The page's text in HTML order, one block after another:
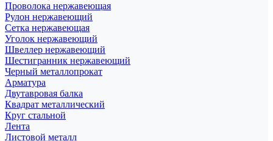
Проволока нержавеющая
Рулон нержавеющий
Сетка нержавеющая
Уголок нержавеющий
Швеллер нержавеющий
Шестигранник нержавеющий
Черный металлопрокат
Арматура
Двутавровая балка
Квадрат металлический
Круг стальной
Лента
Листовой металл